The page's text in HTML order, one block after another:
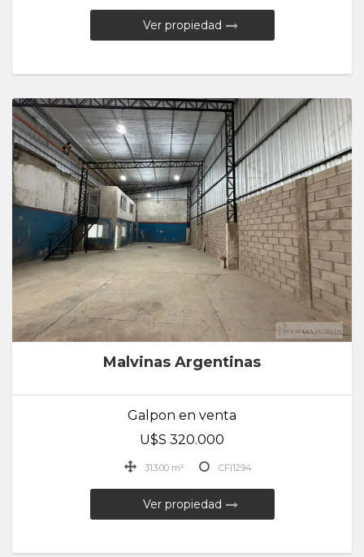
Ver propiedad
Malvinas Argentinas
Galpon en venta
U$S 320.000
313.00 m² CFI1294
Ver propiedad